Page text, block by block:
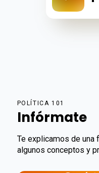
POLÍTICA 101
Infórmate
Te explicamos de una
algunos conceptos y